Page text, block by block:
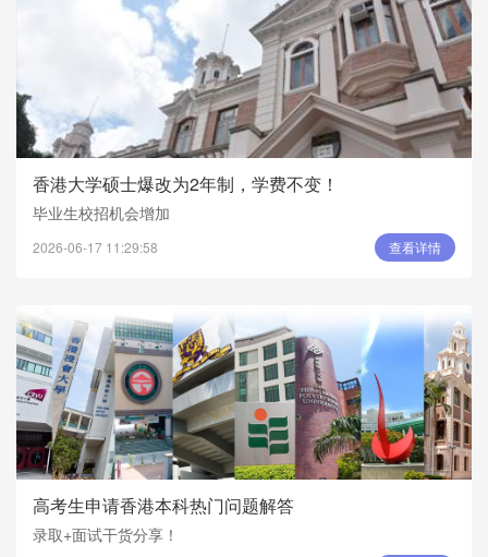
香港大学硕士爆改为2年制，学费不变！
毕业生校招机会增加
2026-06-17 11:29:58 查看详情
高考生申请香港本科热门问题解答
录取+面试干货分享！